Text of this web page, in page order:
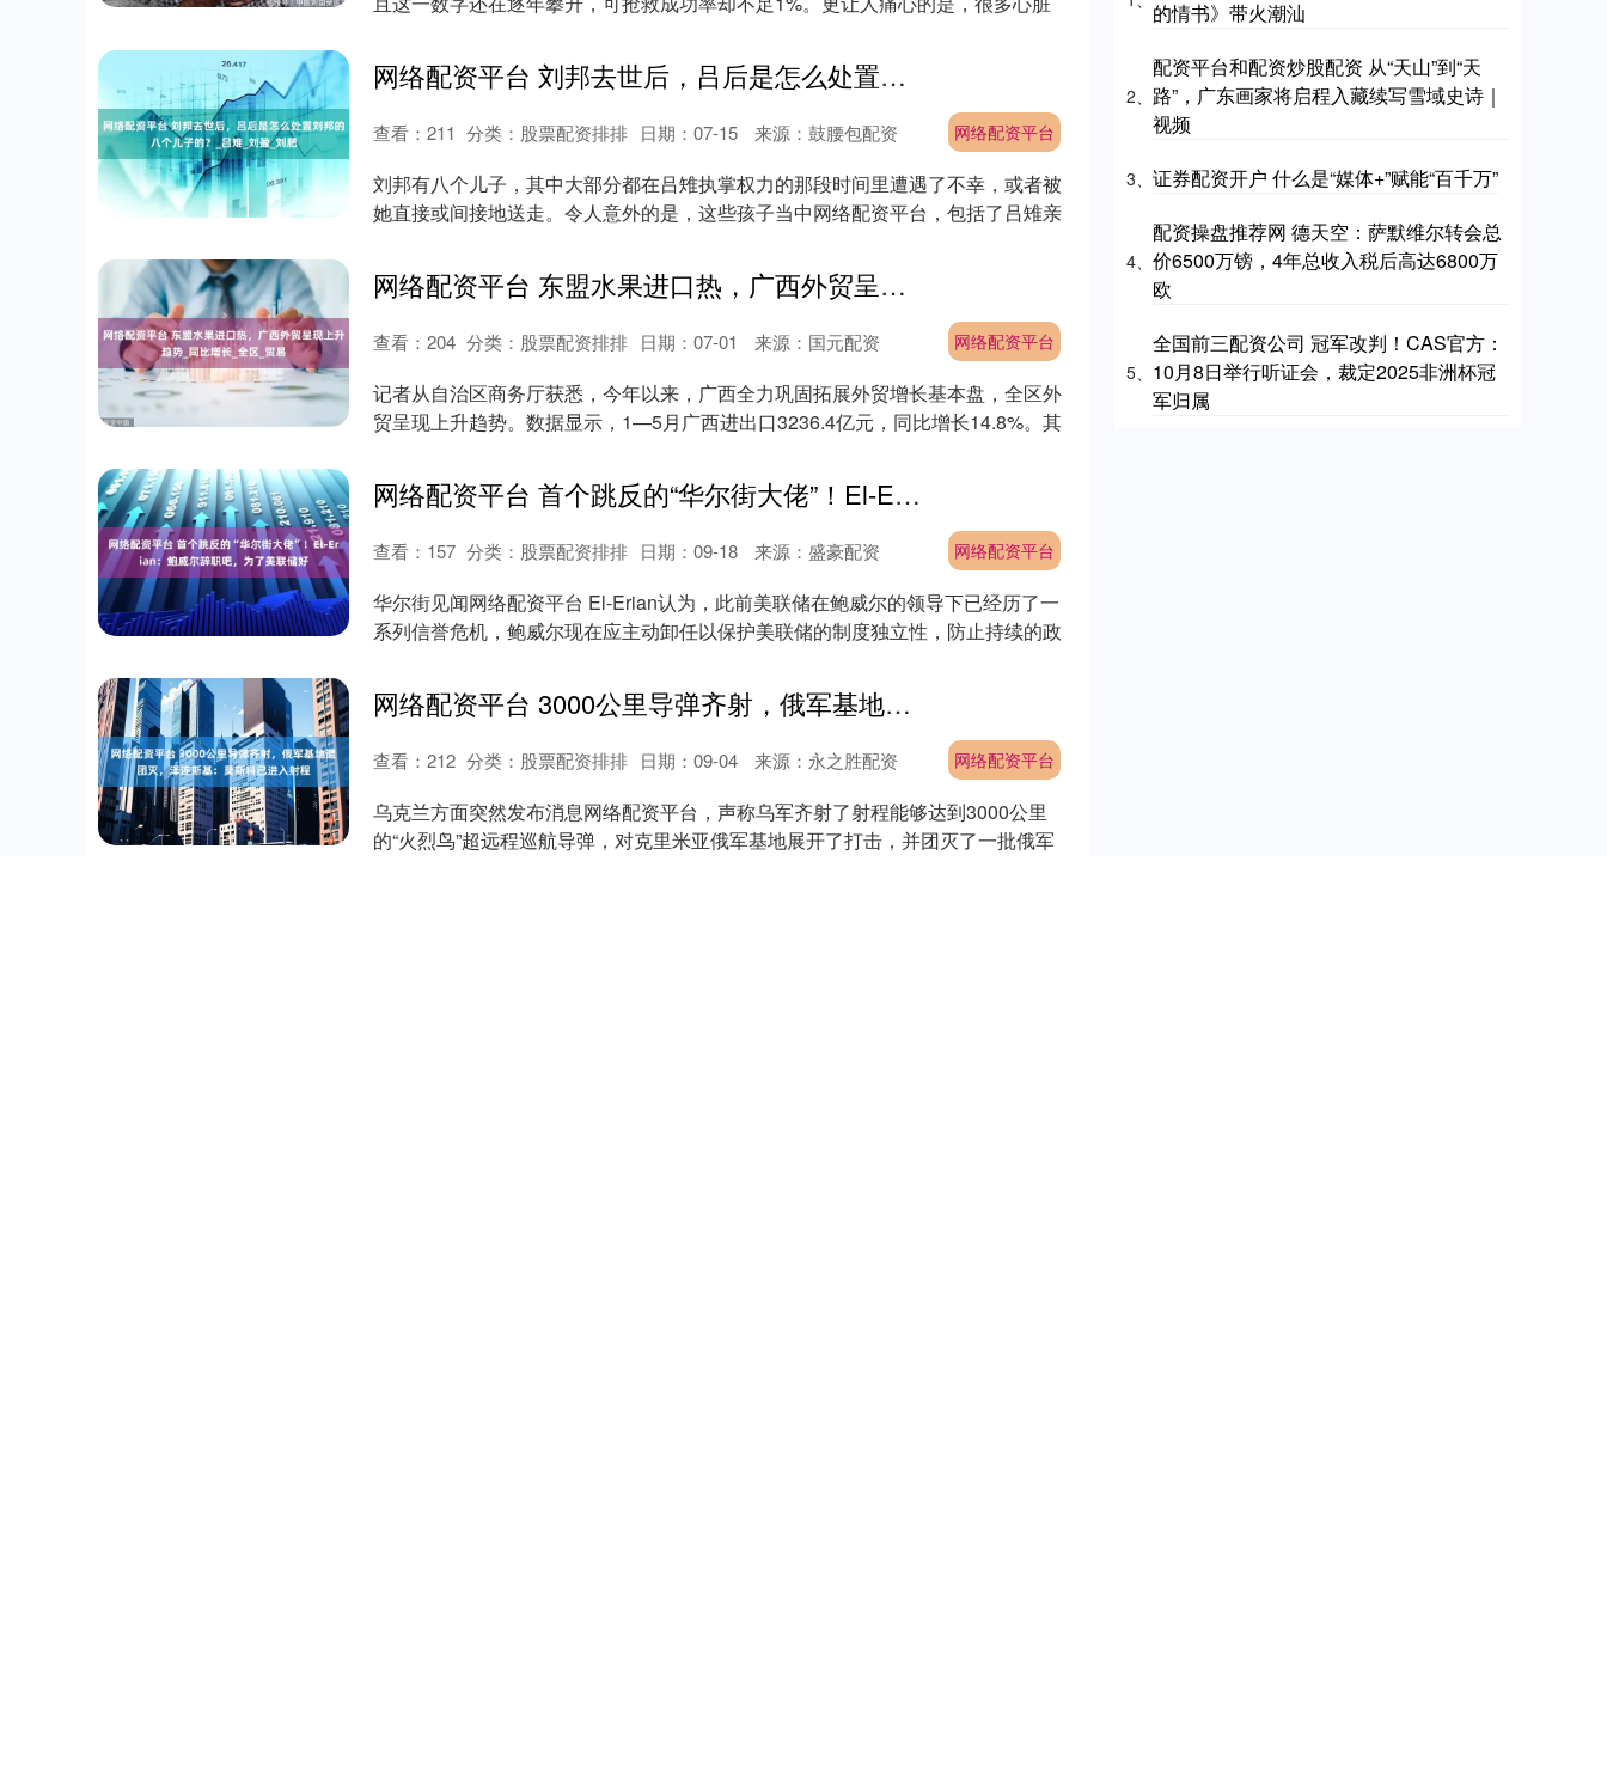
网络配资平台 刘邦去世后，吕后是怎么处置刘邦的八个儿子的？_吕雉_刘盈_刘肥
网络配资平台
日期：07-15 来源：鼓腰包配资
查看： 211 分类： 股票配资排排
刘邦有八个儿子，其中大部分都在吕雉执掌权力的那段时间里遭遇了不幸，或者被
她直接或间接地送走。令人意外的是，这些孩子当中网络配资平台，包括了吕雉亲
网络配资平台 东盟水果进口热，广西外贸呈现上升趋势_同比增长_全区_贸易
网络配资平台
日期：07-01 来源：国元配资
查看： 204 分类： 股票配资排排
记者从自治区商务厅获悉，今年以来，广西全力巩固拓展外贸增长基本盘，全区外
贸呈现上升趋势。数据显示，1—5月广西进出口3236.4亿元，同比增长14.8%。其
网络配资平台 首个跳反的“华尔街大佬”！El-Erian：鲍威尔辞职吧，为了美联储好
网络配资平台
日期：09-18 来源：盛豪配资
查看： 157 分类： 股票配资排排
华尔街见闻网络配资平台 El-Erian认为，此前美联储在鲍威尔的领导下已经历了一
系列信誉危机，鲍威尔现在应主动卸任以保护美联储的制度独立性，防止持续的政
网络配资平台 3000公里导弹齐射，俄军基地遭团灭，泽连斯基：莫斯科已进入射程
网络配资平台
日期：09-04 来源：永之胜配资
查看： 212 分类： 股票配资排排
乌克兰方面突然发布消息网络配资平台，声称乌军齐射了射程能够达到3000公里
的“火烈鸟”超远程巡航导弹，对克里米亚俄军基地展开了打击，并团灭了一批俄军
的情书》带火潮汕
2、
配资平台和配资炒股配资 从“天山”到“天
路”，广东画家将启程入藏续写雪域史诗｜
视频
3、 证券配资开户 什么是“媒体+”赋能“百千万”
4、
配资操盘推荐网 德天空：萨默维尔转会总
价6500万镑，4年总收入税后高达6800万
欧
5、
全国前三配资公司 冠军改判！CAS官方：
10月8日举行听证会，裁定2025非洲杯冠
军归属